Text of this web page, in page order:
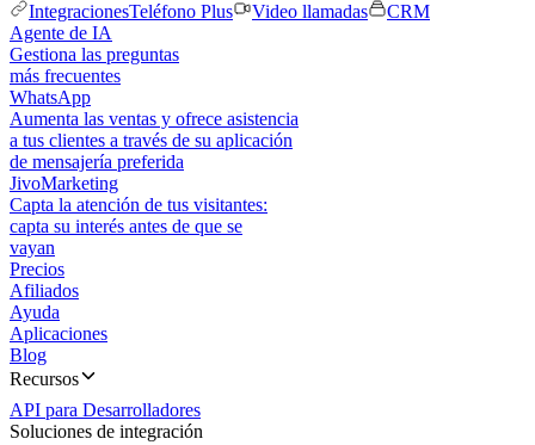
IntegracionesTeléfono Plus Video llamadas
CRM
Agente de IA
Gestiona las preguntas
más frecuentes
WhatsApp
Aumenta las ventas y ofrece asistencia
a tus clientes a través de su aplicación
de mensajería preferida
JivoMarketing
Capta la atención de tus visitantes:
capta su interés antes de que se
vayan
Precios
Afiliados
Ayuda
Aplicaciones
Blog
Recursos
API para Desarrolladores
Soluciones de integración